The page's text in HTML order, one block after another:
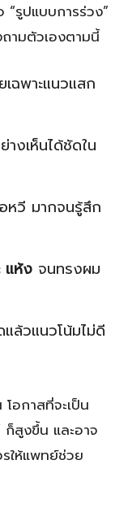
รูปแบบการร่วง”
ามตัวเองตามนี้
ฉพาะแนวแสก
งเห็นได้ชัดใน
หวี มากจนรู้สึก
แห้ง จนทรงผม
ล้วแนวโน้มไม่ดี
อกาสที่จะเป็น
ก็สูงขึ้น และอาจ
ให้แพทย์ช่วย